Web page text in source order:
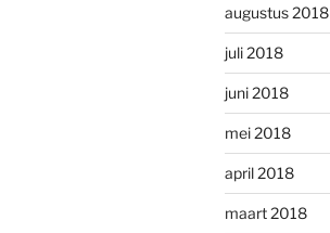
augustus 2018
juli 2018
juni 2018
mei 2018
april 2018
maart 2018